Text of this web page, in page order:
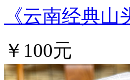
《云南经典山
￥100元